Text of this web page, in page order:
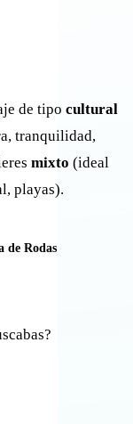
de tipo cultural
tranquilidad,
mixto (ideal
playas).
de Rodas